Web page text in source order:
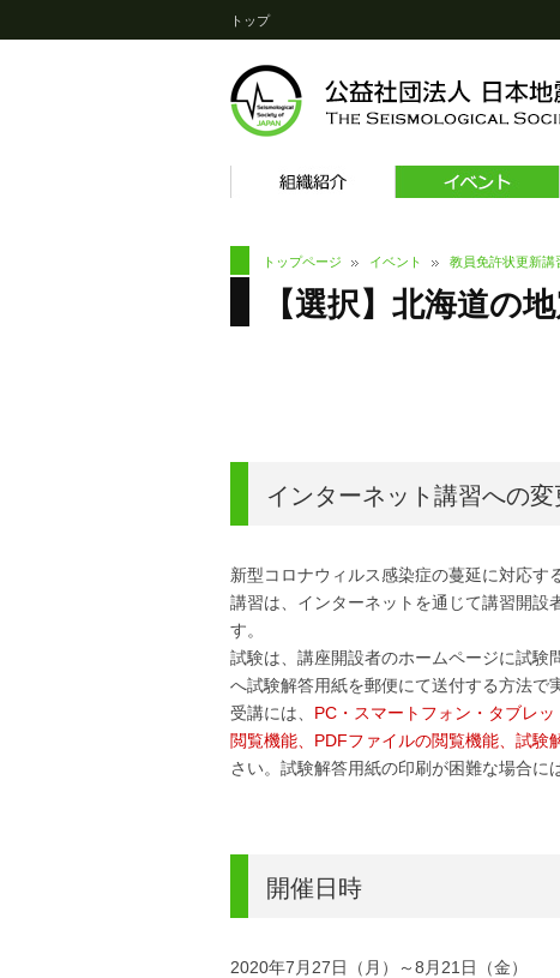
トップ
トップページ イベント 教員免許状更新講
【選択】北海道の
インターネット講習への
新型コロナウィルス感染症の蔓延に対応す
講習は、インターネットを通じて講習開設
す。
試験は、講座開設者のホームページに試験
へ試験解答用紙を郵便にて送付する方法で
受講には、 PC・スマートフォン・タブレ
閲覧機能、PDFファイルの閲覧機能、試験
さい。試験解答用紙の印刷が困難な場合に
開催日時
2020年7月27日（月）～8月21日（金）